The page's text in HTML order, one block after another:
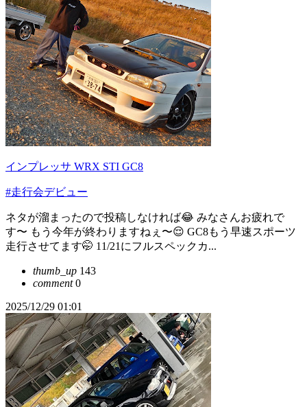
インプレッサ WRX STI GC8
#走行会デビュー
ネタが溜まったので投稿しなければ😂 みなさんお疲れで
す〜 もう今年が終わりますねぇ〜😌 GC8もう早速スポーツ
走行させてます🤭 11/21にフルスペックカ...
thumb_up 143
comment0
2025/12/29 01:01